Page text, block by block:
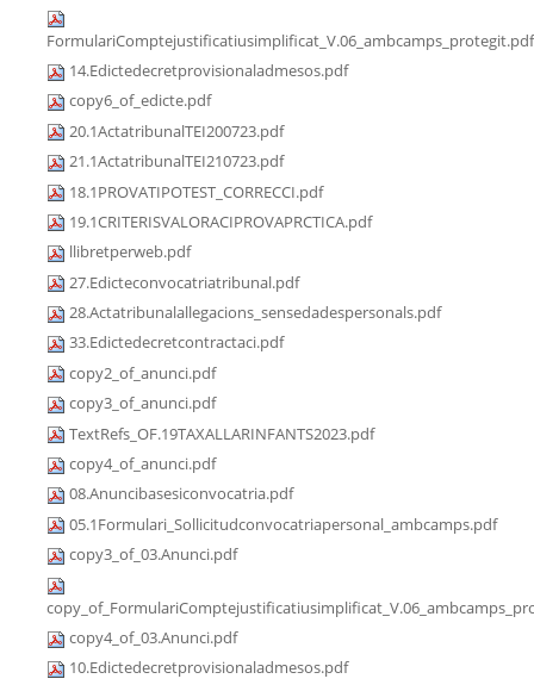
FormulariComptejustificatiusimplificat_V.06_ambcamps_protegit.pdf
14.Edictedecretprovisionaladmesos.pdf
copy6_of_edicte.pdf
20.1ActatribunalTEI200723.pdf
21.1ActatribunalTEI210723.pdf
18.1PROVATIPOTEST_CORRECCI.pdf
19.1CRITERISVALORACIPROVAPRCTICA.pdf
llibretperweb.pdf
27.Edicteconvocatriatribunal.pdf
28.Actatribunalallegacions_sensedadespersonals.pdf
33.Edictedecretcontractaci.pdf
copy2_of_anunci.pdf
copy3_of_anunci.pdf
TextRefs_OF.19TAXALLARINFANTS2023.pdf
copy4_of_anunci.pdf
08.Anuncibasesiconvocatria.pdf
05.1Formulari_Sollicitudconvocatriapersonal_ambcamps.pdf
copy3_of_03.Anunci.pdf
copy4_of_03.Anunci.pdf
10.Edictedecretprovisionaladmesos.pdf